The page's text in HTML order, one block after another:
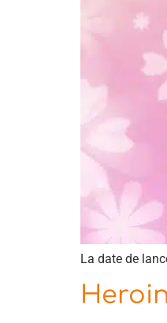
La date de